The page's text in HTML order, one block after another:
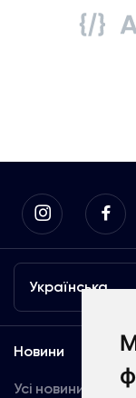
Українська
Новини
Усі новини